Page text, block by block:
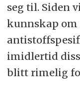
seg til. Siden
kunnskap
imidlertid
blitt rimelig